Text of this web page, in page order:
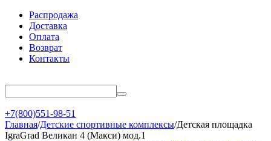
Распродажа
Доставка
Оплата
Возврат
Контакты
+7(800)551-98-51
Главная/Детские спортивные комплексы/Детская площадка
IgraGrad Великан 4 (Макси) мод.1